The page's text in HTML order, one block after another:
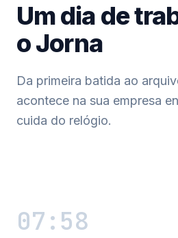
Um dia de
o Jorna
Da primeira batida ao
acontece na sua empresa
cuida do relógio.
07:58